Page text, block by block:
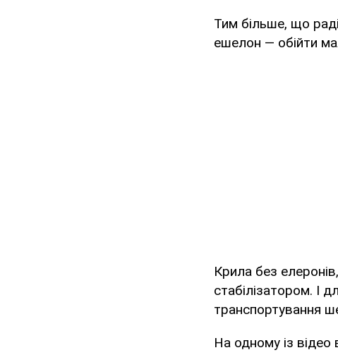
Тим більше, що
ешелон — обійти
Крила без
стабілізатором. І
транспортування
На одному із відео